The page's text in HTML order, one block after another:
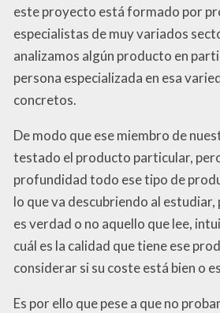
este proyecto está formado por
especialistas de muy variados
analizamos algún producto en
persona especializada en esa
concretos.
De modo que ese miembro de
testado el producto particular,
profundidad todo ese tipo de
lo que va descubriendo al
es verdad o no aquello que lee,
cuál es la calidad que tiene ese
considerar si su coste está bien o
Es por ello que pese a que no